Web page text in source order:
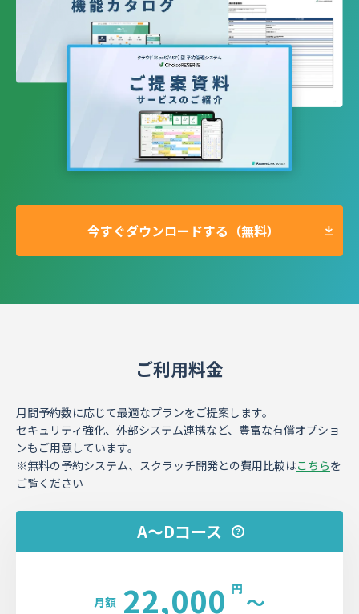
今すぐダウンロードする（無料）
ご利用料金
月間予約数に応じて最適なプランをご提案します。
セキュリティ強化、外部システム連携など、豊富な有償オプショ
ンもご用意しています。
※無料の予約システム、スクラッチ開発との費用比較はこちらを
ご覧ください
A〜Dコース
月額 22,000 円 〜